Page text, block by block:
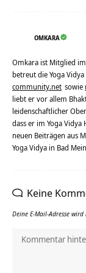
OMKARA
Omkara ist Mitglied im
betreut die Yoga
community.net sowie
liebt er vor allem
leidenschaftlicher
dass er im Yoga
neuen Beiträgen aus
Yoga Vidya in Bad
Keine
Deine E-Mail-Adresse